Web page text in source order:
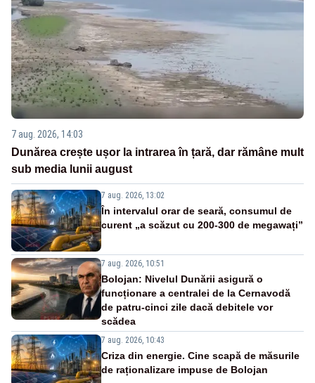
7 aug. 2026, 14:03
Dunărea crește ușor la intrarea în țară, dar rămâne mult
sub media lunii august
7 aug. 2026, 13:02
În intervalul orar de seară, consumul de
curent „a scăzut cu 200-300 de megawați”
7 aug. 2026, 10:51
Bolojan: Nivelul Dunării asigură o
funcționare a centralei de la Cernavodă
de patru-cinci zile dacă debitele vor
scădea
7 aug. 2026, 10:43
Criza din energie. Cine scapă de măsurile
de raționalizare impuse de Bolojan